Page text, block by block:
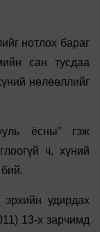
нотлох бараг
сан тусдаа
нөлөөллийг
ёсны” гэж
ч, хүний
удирдах
13-х зарчимд